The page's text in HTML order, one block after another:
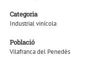
Categoria
Industrial vinícola
Població
Vilafranca del Penedès